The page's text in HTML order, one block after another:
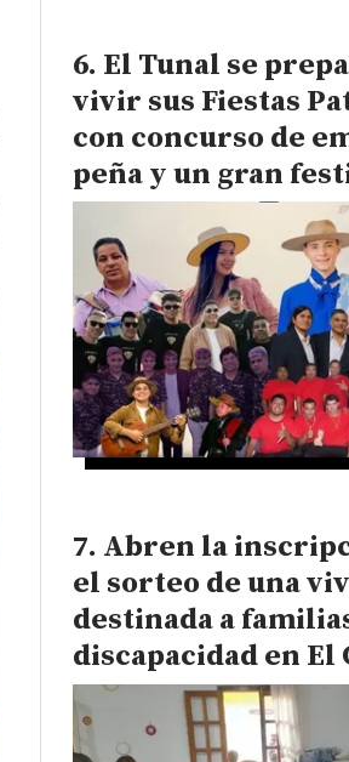
El Tunal se
vivir sus Fiestas
con concurso de
peña y un gran
Abren la
el sorteo de una
destinada a
discapacidad en El